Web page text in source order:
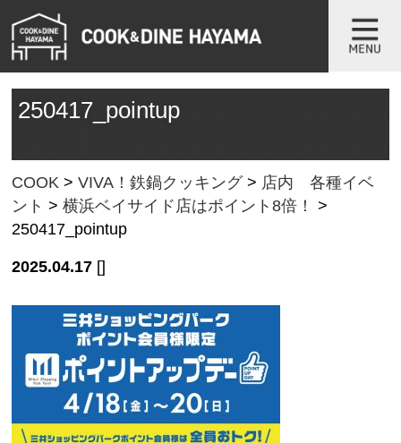
250417_pointup
COOK >VIVA！鉄鍋クッキング> 店内 各種イベ
ント >横浜ベイサイド店はポイント8倍！
>
250417_pointup
2025.04.17 []